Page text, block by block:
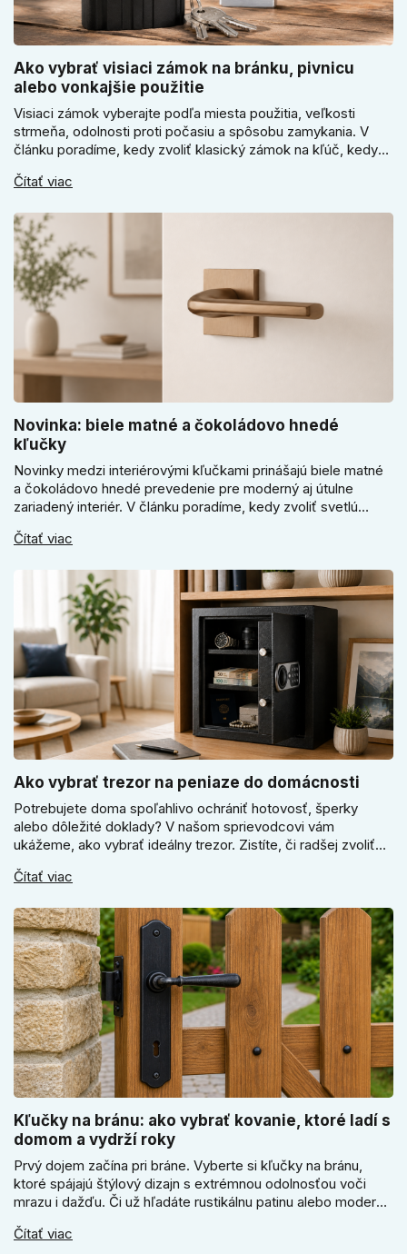
Ako vybrať visiaci zámok na bránku, pivnicu
alebo vonkajšie použitie
Visiaci zámok vyberajte podľa miesta použitia, veľkosti
strmeňa, odolnosti proti počasiu a spôsobu zamykania. V
článku poradíme, kedy zvoliť klasický zámok na kľúč, kedy
sa pri bránke, pivnici alebo záhradnom domčeku neoplatí
Čítať viac
Novinka: biele matné a čokoládovo hnedé
kľučky
Novinky medzi interiérovými kľučkami prinášajú biele matné
a čokoládovo hnedé prevedenie pre moderný aj útulne
zariadený interiér. V článku poradíme, kedy zvoliť svetlú
ako vyberať medzi okrúhlym a štvorcovým štítom. Nové
Čítať viac
Ako vybrať trezor na peniaze do domácnosti
Potrebujete doma spoľahlivo ochrániť hotovosť, šperky
alebo dôležité doklady? V našom sprievodcovi vám
ukážeme, ako vybrať ideálny trezor. Zistíte, či radšej zvoliť
kľúčové jeho správne ukotvenie.
Čítať viac
Kľučky na bránu: ako vybrať kovanie, ktoré ladí s
domom a vydrží roky
Prvý dojem začína pri bráne. Vyberte si kľučky na bránu,
ktoré spájajú štýlový dizajn s extrémnou odolnosťou voči
mrazu i dažďu. Či už hľadáte rustikálnu patinu alebo moderné
vydrží roky. Zabezpečte svoj vstup kvalitou, ktorá prežije
Čítať viac